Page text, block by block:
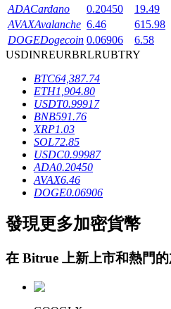
鎖倉BTR
輕鬆獲得多重福利
ADACardano 0.20450 19.49
AVAXAvalanche 6.46 615.98
DOGEDogecoin 0.06906 6.58
USDINREURBRLRUBTRY
BTC64,387.74
ETH1,904.80
USDT0.99917
BNB591.76
XRP1.03
SOL72.85
USDC0.99987
ADA0.20450
AVAX6.46
DOGE0.06906
發現更多加密貨幣
在 Bitrue 上新上市和熱門的